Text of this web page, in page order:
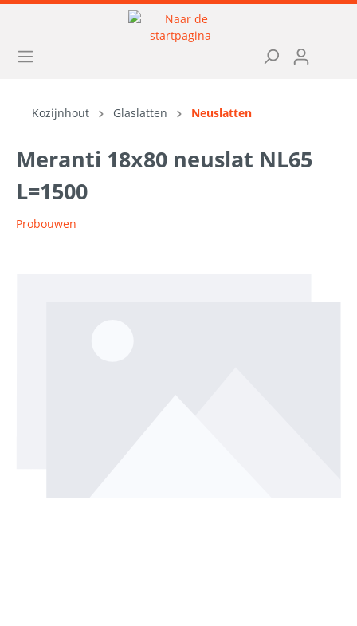
Kozijnhout Glaslatten Neuslatten
Meranti 18x80 neuslat NL65
L=1500
Probouwen